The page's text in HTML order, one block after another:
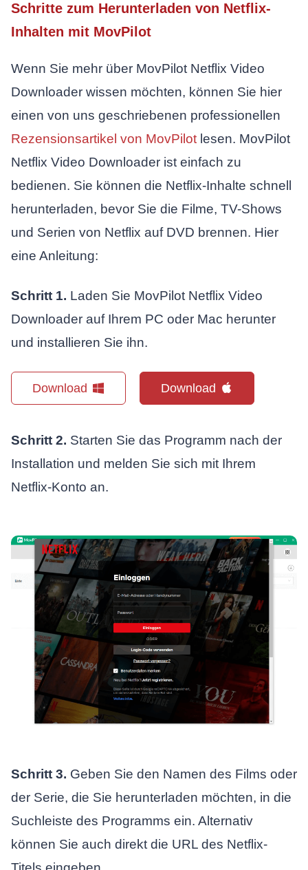
Schritte zum Herunterladen von Netflix-
Inhalten mit MovPilot
Wenn Sie mehr über MovPilot Netflix Video
Downloader wissen möchten, können Sie hier
einen von uns geschriebenen professionellen
Rezensionsartikel von MovPilotlesen. MovPilot
Netflix Video Downloader ist einfach zu
bedienen. Sie können die Netflix-Inhalte schnell
herunterladen, bevor Sie die Filme, TV-Shows
und Serien von Netflix auf DVD brennen. Hier
eine Anleitung:
Schritt 1. Laden Sie MovPilot Netflix Video
Downloader auf Ihrem PC oder Mac herunter
und installieren Sie ihn.
Download Download
Schritt 2. Starten Sie das Programm nach der
Installation und melden Sie sich mit Ihrem
Netflix-Konto an.
Schritt 3. Geben Sie den Namen des Films oder
der Serie, die Sie herunterladen möchten, in die
Suchleiste des Programms ein. Alternativ
können Sie auch direkt die URL des Netflix-